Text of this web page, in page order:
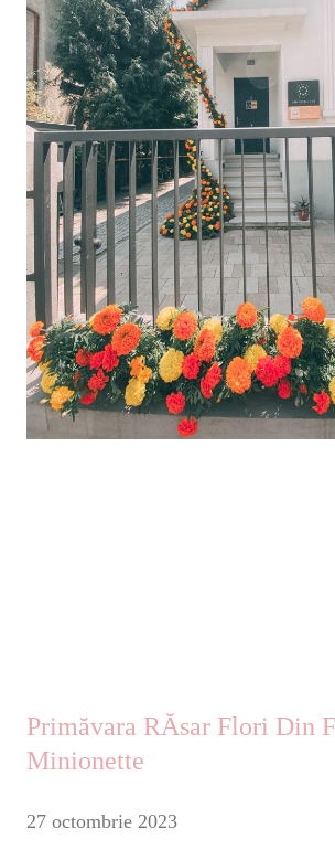
Primăvara RĂsar Flori Din
Minionette
27 octombrie 2023